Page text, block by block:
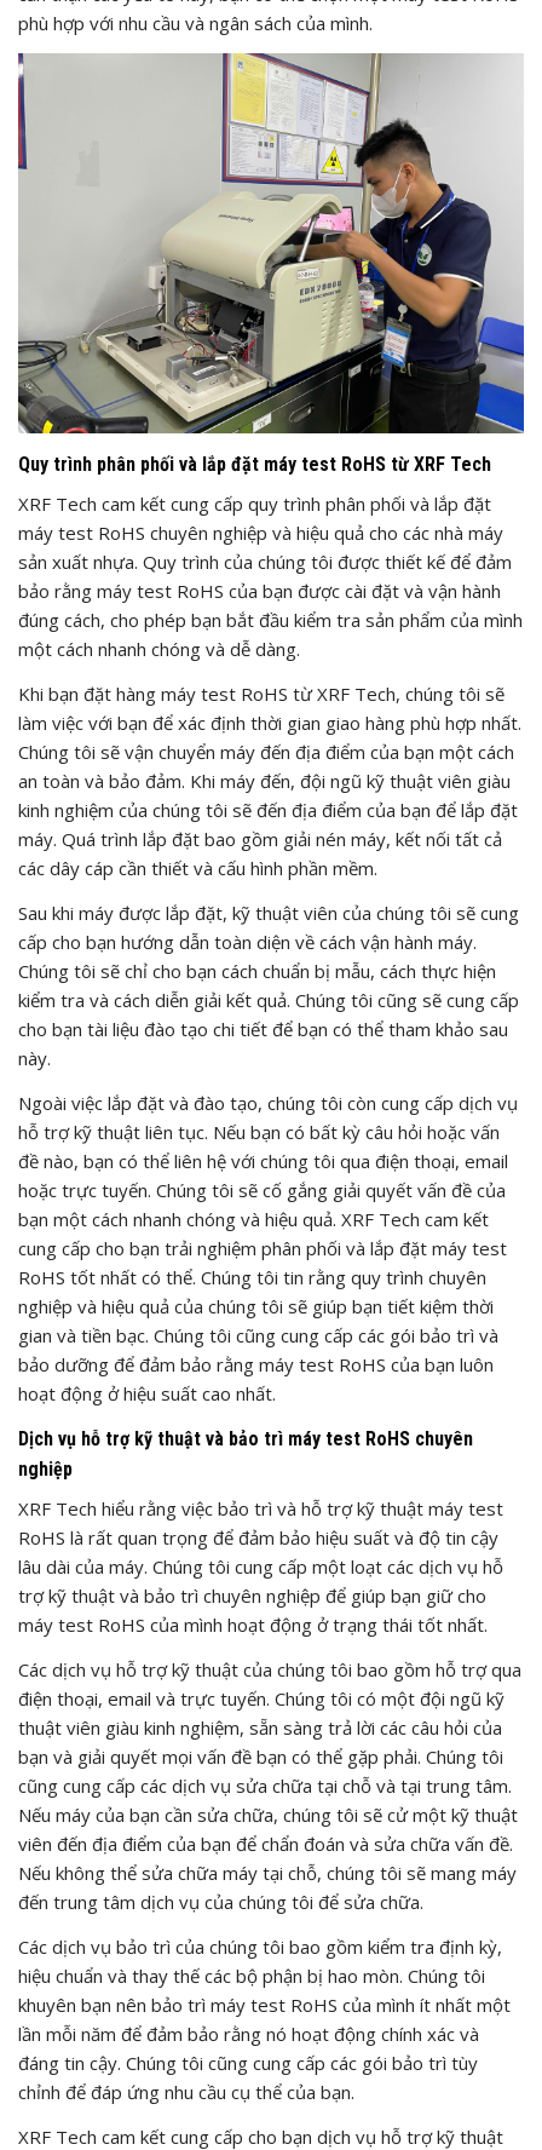
phù hợp với nhu cầu và ngân sách của mình.
Quy trình phân phối và lắp đặt máy test RoHS từ XRF Tech
XRF Tech cam kết cung cấp quy trình phân phối và lắp đặt
máy test RoHS chuyên nghiệp và hiệu quả cho các nhà máy
sản xuất nhựa. Quy trình của chúng tôi được thiết kế để đảm
bảo rằng máy test RoHS của bạn được cài đặt và vận hành
đúng cách, cho phép bạn bắt đầu kiểm tra sản phẩm của mình
một cách nhanh chóng và dễ dàng.
Khi bạn đặt hàng máy test RoHS từ XRF Tech, chúng tôi sẽ
làm việc với bạn để xác định thời gian giao hàng phù hợp nhất.
Chúng tôi sẽ vận chuyển máy đến địa điểm của bạn một cách
an toàn và bảo đảm. Khi máy đến, đội ngũ kỹ thuật viên giàu
kinh nghiệm của chúng tôi sẽ đến địa điểm của bạn để lắp đặt
máy. Quá trình lắp đặt bao gồm giải nén máy, kết nối tất cả
các dây cáp cần thiết và cấu hình phần mềm.
Sau khi máy được lắp đặt, kỹ thuật viên của chúng tôi sẽ cung
cấp cho bạn hướng dẫn toàn diện về cách vận hành máy.
Chúng tôi sẽ chỉ cho bạn cách chuẩn bị mẫu, cách thực hiện
kiểm tra và cách diễn giải kết quả. Chúng tôi cũng sẽ cung cấp
cho bạn tài liệu đào tạo chi tiết để bạn có thể tham khảo sau
này.
Ngoài việc lắp đặt và đào tạo, chúng tôi còn cung cấp dịch vụ
hỗ trợ kỹ thuật liên tục. Nếu bạn có bất kỳ câu hỏi hoặc vấn
đề nào, bạn có thể liên hệ với chúng tôi qua điện thoại, email
hoặc trực tuyến. Chúng tôi sẽ cố gắng giải quyết vấn đề của
bạn một cách nhanh chóng và hiệu quả. XRF Tech cam kết
cung cấp cho bạn trải nghiệm phân phối và lắp đặt máy test
RoHS tốt nhất có thể. Chúng tôi tin rằng quy trình chuyên
nghiệp và hiệu quả của chúng tôi sẽ giúp bạn tiết kiệm thời
gian và tiền bạc. Chúng tôi cũng cung cấp các gói bảo trì và
bảo dưỡng để đảm bảo rằng máy test RoHS của bạn luôn
hoạt động ở hiệu suất cao nhất.
Dịch vụ hỗ trợ kỹ thuật và bảo trì máy test RoHS chuyên
nghiệp
XRF Tech hiểu rằng việc bảo trì và hỗ trợ kỹ thuật máy test
RoHS là rất quan trọng để đảm bảo hiệu suất và độ tin cậy
lâu dài của máy. Chúng tôi cung cấp một loạt các dịch vụ hỗ
trợ kỹ thuật và bảo trì chuyên nghiệp để giúp bạn giữ cho
máy test RoHS của mình hoạt động ở trạng thái tốt nhất.
Các dịch vụ hỗ trợ kỹ thuật của chúng tôi bao gồm hỗ trợ qua
điện thoại, email và trực tuyến. Chúng tôi có một đội ngũ kỹ
thuật viên giàu kinh nghiệm, sẵn sàng trả lời các câu hỏi của
bạn và giải quyết mọi vấn đề bạn có thể gặp phải. Chúng tôi
cũng cung cấp các dịch vụ sửa chữa tại chỗ và tại trung tâm.
Nếu máy của bạn cần sửa chữa, chúng tôi sẽ cử một kỹ thuật
viên đến địa điểm của bạn để chẩn đoán và sửa chữa vấn đề.
Nếu không thể sửa chữa máy tại chỗ, chúng tôi sẽ mang máy
đến trung tâm dịch vụ của chúng tôi để sửa chữa.
Các dịch vụ bảo trì của chúng tôi bao gồm kiểm tra định kỳ,
hiệu chuẩn và thay thế các bộ phận bị hao mòn. Chúng tôi
khuyên bạn nên bảo trì máy test RoHS của mình ít nhất một
lần mỗi năm để đảm bảo rằng nó hoạt động chính xác và
đáng tin cậy. Chúng tôi cũng cung cấp các gói bảo trì tùy
chỉnh để đáp ứng nhu cầu cụ thể của bạn.
XRF Tech cam kết cung cấp cho bạn dịch vụ hỗ trợ kỹ thuật